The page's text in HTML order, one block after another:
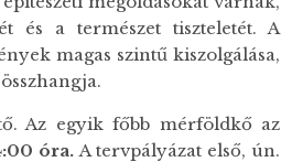
és a természet tiszteletét. A
magas szintű kiszolgálása,
Az egyik főbb mérföldkő az
óra. A tervpályázat első, ún.